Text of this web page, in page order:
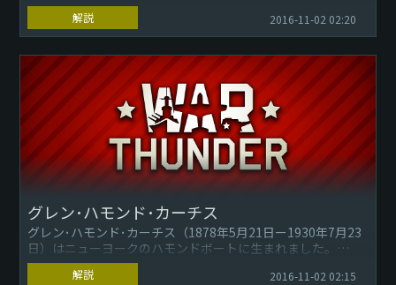
英語圏の国々には知られています。
ハルハ河とは、モンゴルと中国との国境附近を流れる河でほ
とんど無名の...
解説 2016-11-02 02:20
グレン･ハモンド･カーチス
グレン･ハモンド･カーチス（1878年5月21日ー1930年7月23
日）はニューヨークのハモンドボートに生まれました。
解説 2016-11-02 02:15